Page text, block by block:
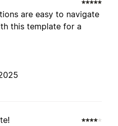
are easy to navigate
this template for a